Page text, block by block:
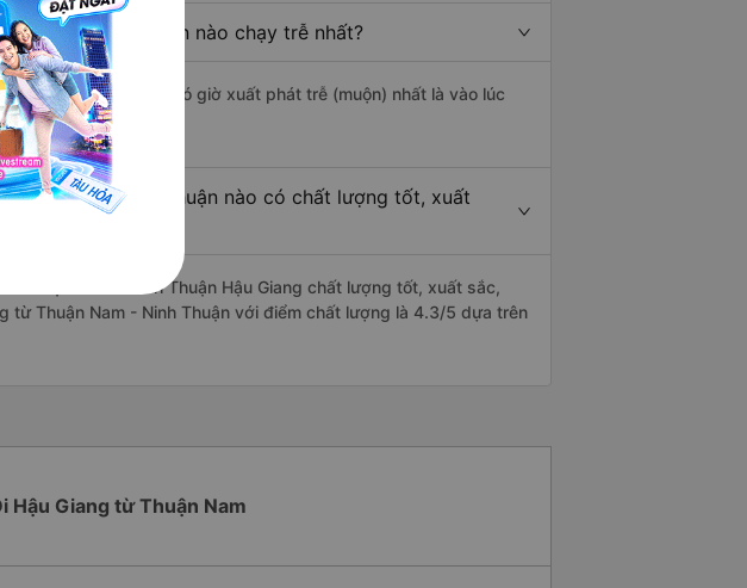
Nam - Ninh Thuận nào chạy trễ nhất?
Thuận Hậu Giang
có giờ xuất phát trễ (muộn) nhất là vào lúc
Nam - Ninh Thuận nào có chất lượng tốt, xuất
Thuận Nam - Ninh Thuận Hậu Giang chất lượng tốt, xuất sắc,
từ Thuận Nam - Ninh Thuận với điểm chất lượng là 4.3/5 dựa trên
Giang từ Thuận Nam